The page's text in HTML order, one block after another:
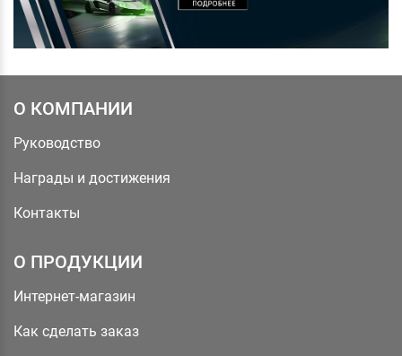
О КОМПАНИИ
Руководство
Награды и достижения
Контакты
О ПРОДУКЦИИ
Интернет-магазин
Как сделать заказ